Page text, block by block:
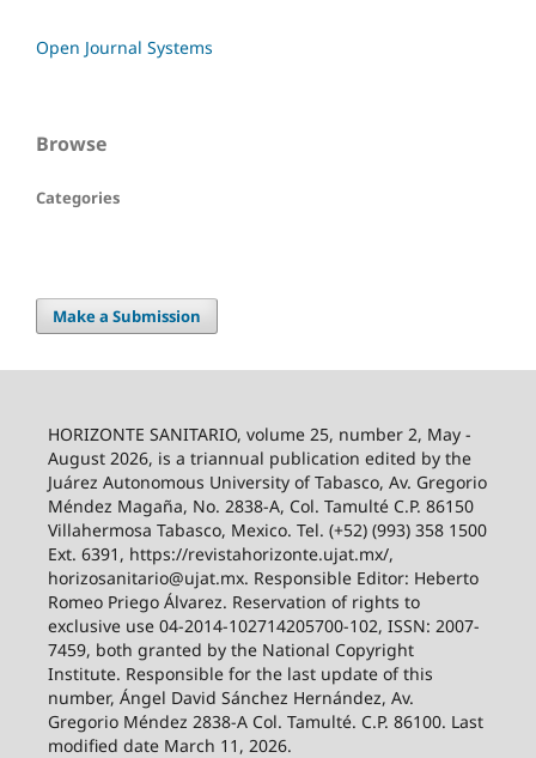
Open Journal Systems
Browse
Categories
Make a Submission
HORIZONTE SANITARIO, volume 25, number 2, May -
August 2026, is a triannual publication edited by the
Juárez Autonomous University of Tabasco, Av. Gregorio
Méndez Magaña, No. 2838-A, Col. Tamulté C.P. 86150
Villahermosa Tabasco, Mexico. Tel. (+52) (993) 358 1500
Ext. 6391, https://revistahorizonte.ujat.mx/,
horizosanitario@ujat.mx. Responsible Editor: Heberto
Romeo Priego Álvarez. Reservation of rights to
exclusive use 04-2014-102714205700-102, ISSN: 2007-
7459, both granted by the National Copyright
Institute. Responsible for the last update of this
number, Ángel David Sánchez Hernández, Av.
Gregorio Méndez 2838-A Col. Tamulté. C.P. 86100. Last
modified date March 11, 2026.